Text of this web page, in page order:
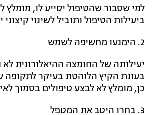
למי שסבור שהטיפול יסייע לו,
ביעילות הטיפול ותוביל לשינוי
2. הימנעו מחשיפה לשמש
יעילותה של החומצה ההיאלורונית
כן, מומלץ לא לבצע טיפולים בסמוך
3. בחרו היטב את המטפל